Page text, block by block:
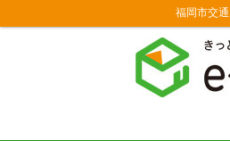
福岡市交